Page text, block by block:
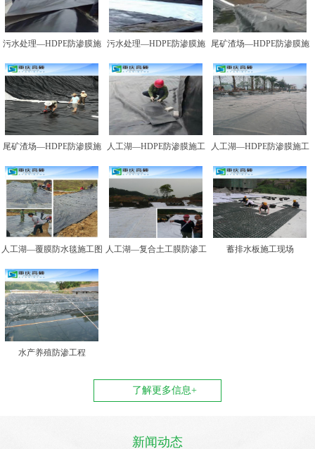
污水处理—HDPE防渗膜施
工图例一
污水处理—HDPE防渗膜施
工图例二
尾矿渣场—HDPE防渗膜施
工图例一
尾矿渣场—HDPE防渗膜施
工图例二
人工湖—HDPE防渗膜施工
图例一
人工湖—HDPE防渗膜施工
图例二
人工湖—覆膜防水毯施工图
例
人工湖—复合土工膜防渗工 蓄排水板施工现场
水产养殖防渗工程
了解更多信息+
新闻动态